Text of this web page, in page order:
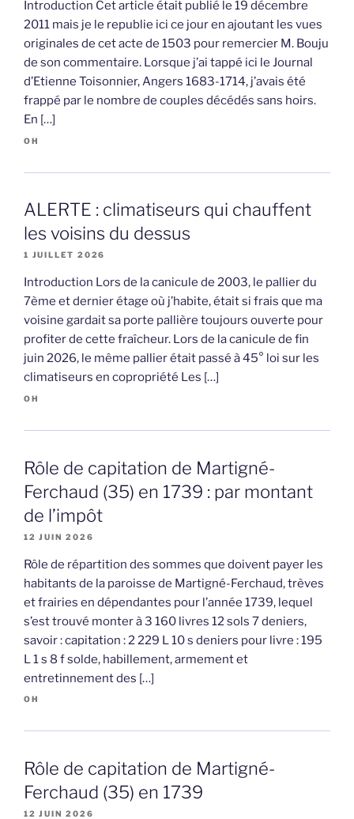
Introduction Cet article était publié le 19 décembre
2011 mais je le republie ici ce jour en ajoutant les vues
originales de cet acte de 1503 pour remercier M. Bouju
de son commentaire. Lorsque j’ai tappé ici le Journal
d’Etienne Toisonnier, Angers 1683-1714, j’avais été
frappé par le nombre de couples décédés sans hoirs.
En […]
OH
ALERTE : climatiseurs qui chauffent
les voisins du dessus
1 JUILLET 2026
Introduction Lors de la canicule de 2003, le pallier du
7ème et dernier étage où j’habite, était si frais que ma
voisine gardait sa porte pallière toujours ouverte pour
profiter de cette fraîcheur. Lors de la canicule de fin
juin 2026, le même pallier était passé à 45° loi sur les
climatiseurs en copropriété Les […]
OH
Rôle de capitation de Martigné-
Ferchaud (35) en 1739 : par montant
de l’impôt
12 JUIN 2026
Rôle de répartition des sommes que doivent payer les
habitants de la paroisse de Martigné-Ferchaud, trèves
et frairies en dépendantes pour l’année 1739, lequel
s’est trouvé monter à 3 160 livres 12 sols 7 deniers,
savoir : capitation : 2 229 L 10 s deniers pour livre : 195
L 1 s 8 f solde, habillement, armement et
entretinnement des […]
OH
Rôle de capitation de Martigné-
Ferchaud (35) en 1739
12 JUIN 2026